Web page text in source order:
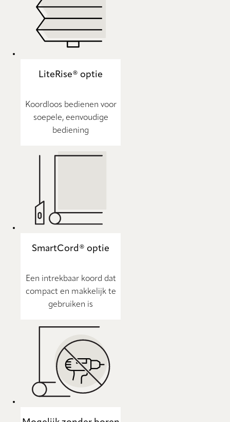
LiteRise® optie
Koordloos bedienen voor
soepele, eenvoudige
bediening
SmartCord® optie
Een intrekbaar koord dat
compact en makkelijk te
gebruiken is